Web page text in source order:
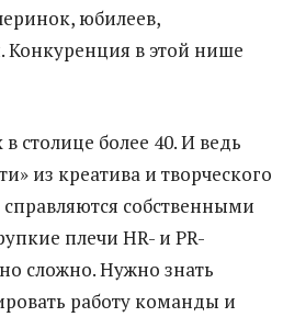
юбилеев,
в этой нише
столице более 40. И ведь
из креатива и творческого
собственными
плечи HR- и PR-
сложно. Нужно знать
работу команды и